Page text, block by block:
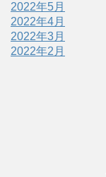
2022年5月
2022年4月
2022年3月
2022年2月